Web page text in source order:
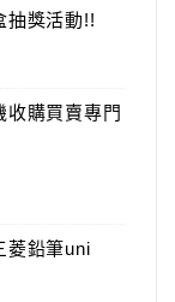
抽獎活動!!
收購買賣專門
菱鉛筆uni